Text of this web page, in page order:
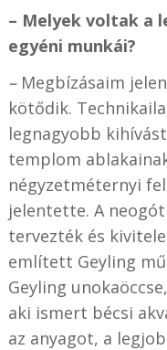
– Melyek voltak a
egyéni munkái?
–Megbízásaim
kötődik.
legnagyobb kihívást
templom
négyzetméternyi
jelentette. A
tervezték és
említett Geyling
Geyling
aki ismert bécsi
az anyagot, a